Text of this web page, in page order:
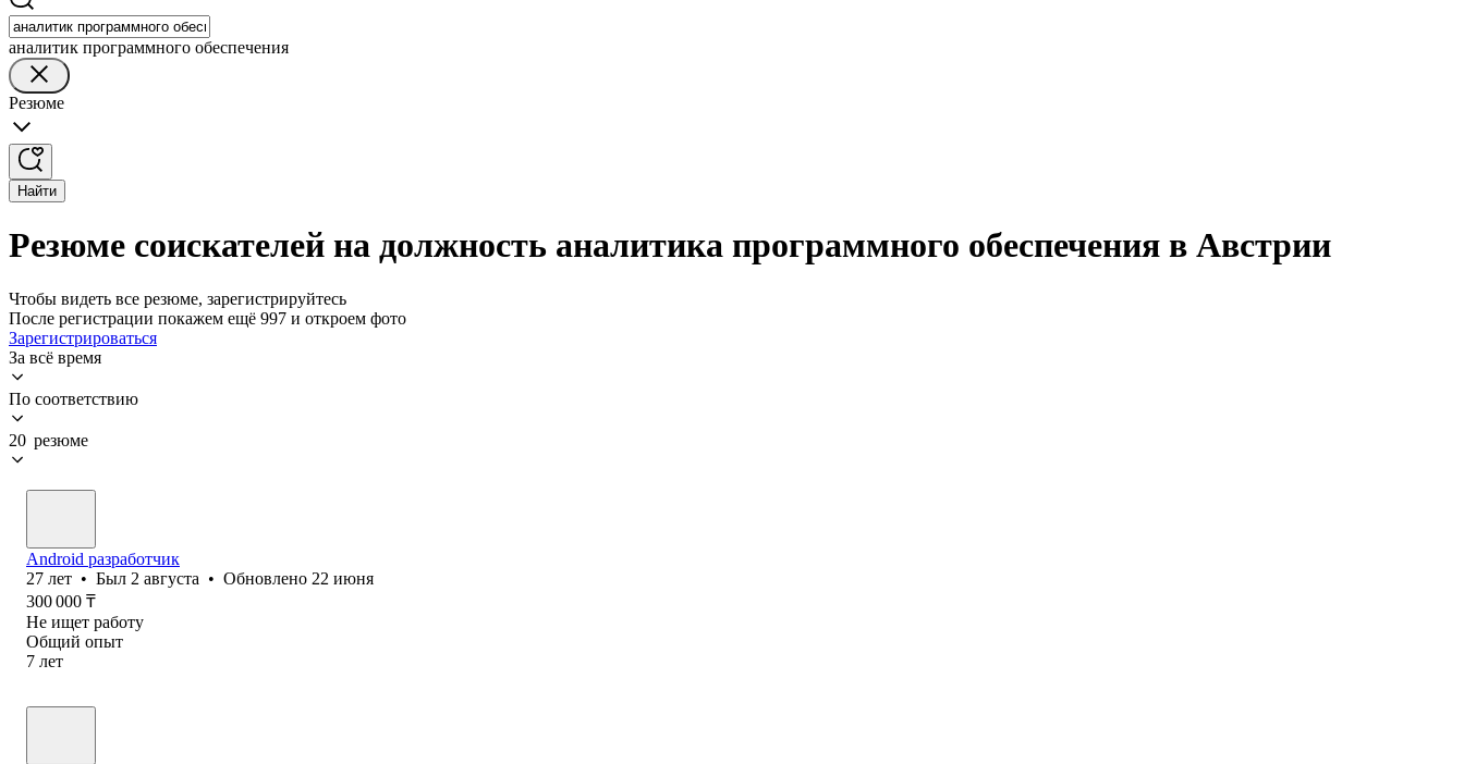
аналитик программного обеспечения
Резюме
Найти
Резюме соискателей на должность аналитика программного обеспечения в Австрии
Чтобы видеть все резюме, зарегистрируйтесь
После регистрации покажем ещё 997 и откроем фото
Зарегистрироваться
За всё время
По соответствию
20 резюме
Android разработчик
27 лет • Был 2 августа • Обновлено 22 июня
300 000 ₸
Не ищет работу
Общий опыт
7 лет